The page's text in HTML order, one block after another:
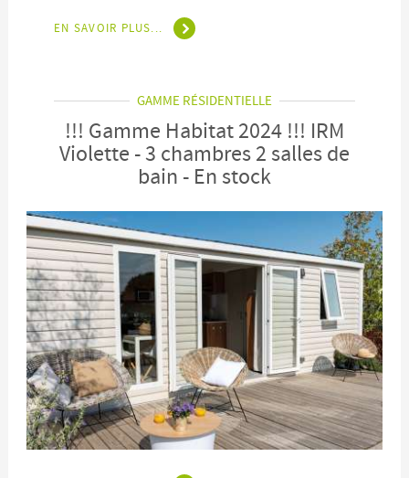
EN SAVOIR PLUS...
GAMME RÉSIDENTIELLE
!!! Gamme Habitat 2024 !!! IRM
Violette - 3 chambres 2 salles de
bain - En stock